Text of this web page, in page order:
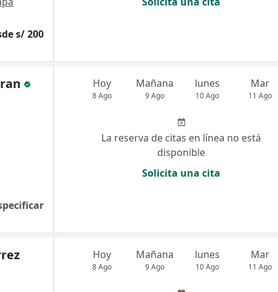
s/ 200
Hoy
8 Ago
Mañana
9 Ago
lunes
10 Ago
Mar
11 Ago
La reserva de citas en línea no está
disponible
Solicita una cita
Hoy
8 Ago
Mañana
9 Ago
lunes
10 Ago
Mar
11 Ago